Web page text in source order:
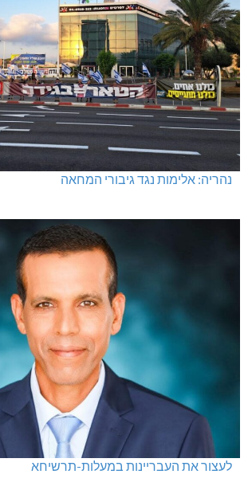
נהריה: אלימות נגד גיבורי המחאה
לעצור את העבריינות במעלות-תרשיחא